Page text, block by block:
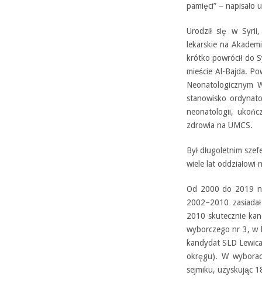
pamięci” – napisało
Urodził się w
lekarskie na
krótko powrócił do
mieście Al-Bajda.
Neonatologicznym
stanowisko
neonatologii,
zdrowia na UMCS.
Był długoletnim
wiele lat oddziałowi
Od 2000 do 2019
2002–2010
2010 skutecznie
wyborczego nr 3, w
kandydat SLD
okręgu). W
sejmiku, uzyskując